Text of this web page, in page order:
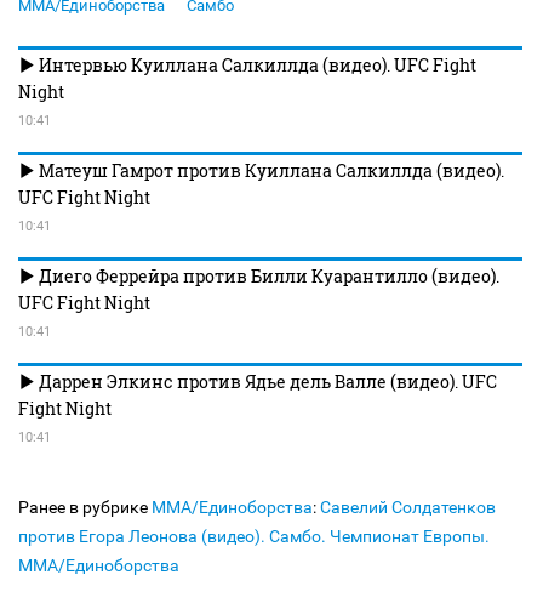
MMA/Единоборства Самбо
Интервью Куиллана Салкиллда (видео). UFC Fight
Night
10:41
Матеуш Гамрот против Куиллана Салкиллда (видео).
UFC Fight Night
10:41
Диего Феррейра против Билли Куарантилло (видео).
UFC Fight Night
10:41
Даррен Элкинс против Ядье дель Валле (видео). UFC
Fight Night
10:41
Ранее в рубрике MMA/Единоборства:Савелий Солдатенков
против Егора Леонова (видео). Самбо. Чемпионат Европы.
MMA/Единоборства